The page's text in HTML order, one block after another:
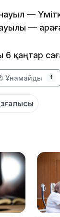
—
—
қаңтар
Ұнамайды 1